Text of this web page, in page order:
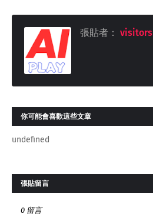
張貼者： visitors
你可能會喜歡這些文章
undefined
張貼留言
0 留言